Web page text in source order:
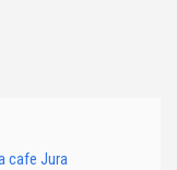
cafe Jura